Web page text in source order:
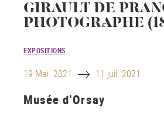
GIRAULT DE
PHOTOGRAPHE
EXPOSITIONS
19 Mai. 2021 Until 11 juil. 2021
Musée d’Orsay